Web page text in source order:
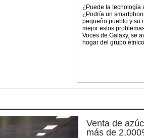
¿Puede la tecnología
¿Podría un
pequeño pueblo y su
mejor estos
Voces de Galaxy, se
hogar del grupo
Venta de
más de